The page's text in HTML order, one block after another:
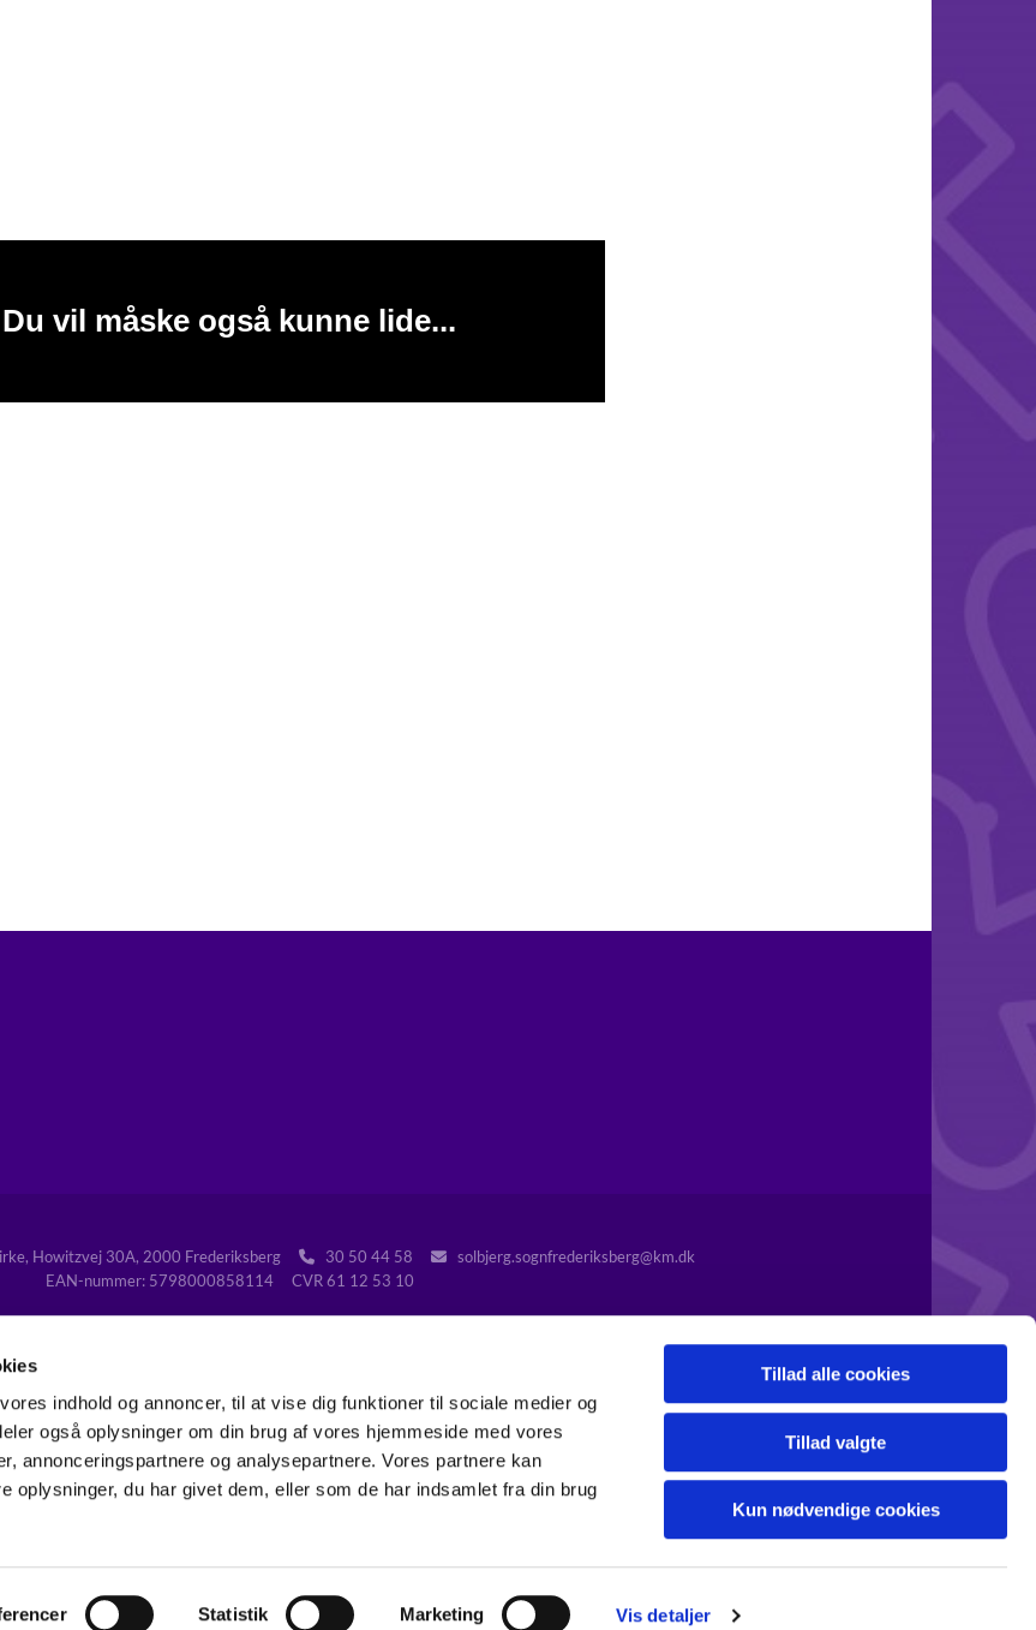
indhold og annoncer, til at vise dig funktioner til sociale medier og
også oplysninger om din brug af vores hjemmeside med vores
annonceringspartnere og analysepartnere. Vores partnere kan
oplysninger, du har givet dem, eller som de har indsamlet fra din brug
Statistik Marketing Vis detaljer
Tillad alle cookies
Tillad valgte
Kun nødvendige cookies
Du vil måske også kunne lide...
Howitzvej 30A, 2000 Frederiksberg 30 50 44 58 solbjerg.sognfrederiksberg@km.dk
EAN-nummer: 5798000858114 CVR 61 12 53 10
Gå til Folkekirken på Frederiksberg
Kontakt Tilgængelighedserklæring